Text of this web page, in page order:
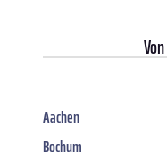
Von
Aachen
Bochum